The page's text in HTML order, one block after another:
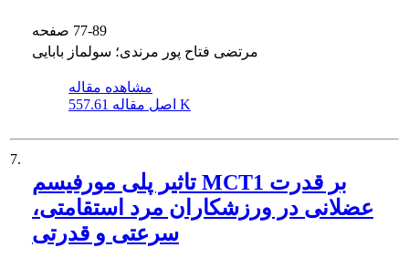
77-89
مرتضی فتاح پور مرندی؛ سولماز بابایی
مشاهده مقاله
اصل مقاله 557.61 K
7.
تاثیر پلی مورفیسم MCT1 بر قدرت
عضلانی در ورزشکاران مرد استقامتی،
سرعتی و قدرتی